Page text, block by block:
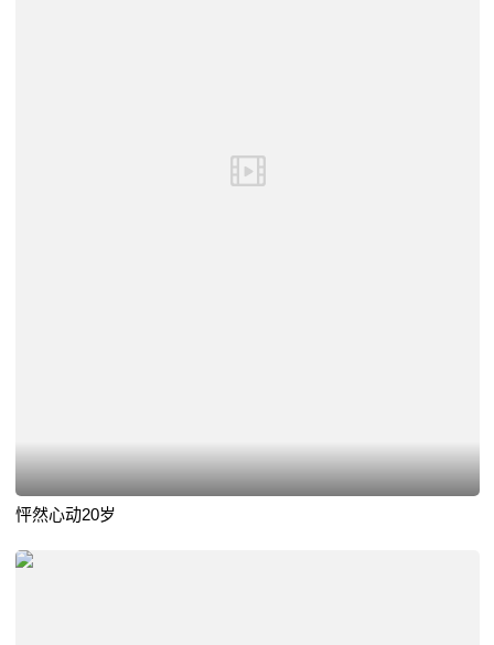
怦然心动20岁